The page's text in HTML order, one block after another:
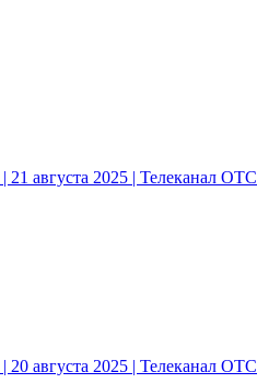
августа 2025 | Телеканал ОТС
августа 2025 | Телеканал ОТС